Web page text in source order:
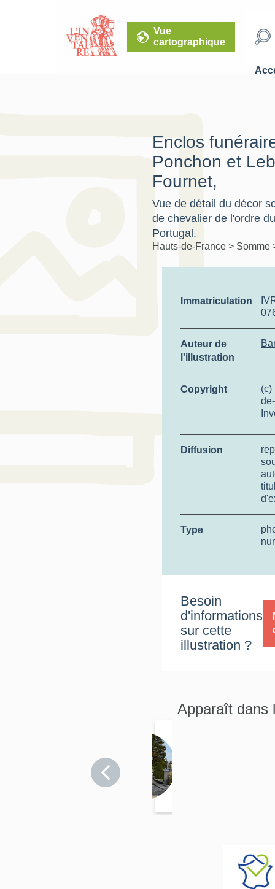
Vue
cartographique
Enclos
Ponchon et
Fournet,
Vue de détail du décor
de chevalier de l'ordre
Portugal.
Hauts-de-France > Somme
Immatriculation
Auteur de
l'illustration
Copyright
(c)
Diffusion
Type
Besoin
d'informations
sur cette
illustration ?
Apparaît dans